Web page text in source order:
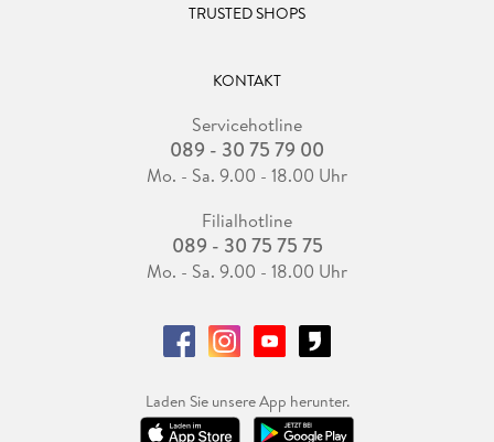
TRUSTED SHOPS
KONTAKT
Servicehotline
089 - 30 75 79 00
Mo. - Sa. 9.00 - 18.00 Uhr
Filialhotline
089 - 30 75 75 75
Mo. - Sa. 9.00 - 18.00 Uhr
Laden Sie unsere App herunter.